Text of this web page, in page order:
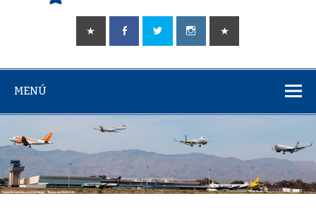
aeroAlmería
info
Tu portal sobre el aeropuerto de Almería
MENÚ